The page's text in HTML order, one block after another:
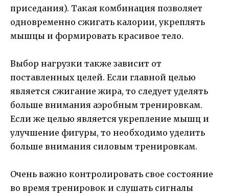
приседания). Такая комбинация позволяет
одновременно сжигать калории, укреплять
мышцы и формировать красивое тело.
Выбор нагрузки также зависит от
поставленных целей. Если главной целью
является сжигание жира, то следует уделять
больше внимания аэробным тренировкам.
Если же целью является укрепление мышц и
улучшение фигуры, то необходимо уделить
больше внимания силовым тренировкам.
Очень важно контролировать свое состояние
во время тренировок и слушать сигналы